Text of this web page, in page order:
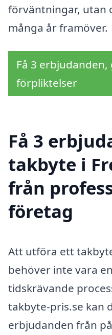
förväntningar, utan
många år framöver.
Få 3
förpliktelser
Få 3
takbyte i
från
företag
Att utföra ett
behöver inte vara
tidskrävande
takbyte-pris.se kan
erbjudanden från